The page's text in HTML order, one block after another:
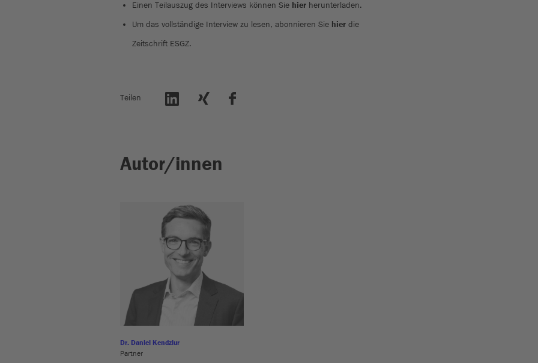
Einen Teilauszug des Interviews können Sie hier herunterladen.
Um das vollständige Interview zu lesen, abonnieren Sie hier die
Zeitschrift ESGZ.
Teilen
Autor/innen
Dr. Daniel Kendziur
Partner